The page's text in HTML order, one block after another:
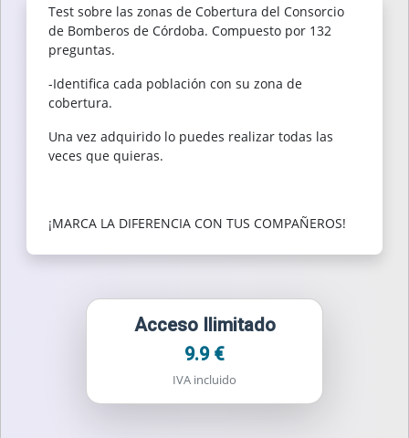
Test sobre las zonas de Cobertura del Consorcio
de Bomberos de Córdoba. Compuesto por 132
preguntas.
-Identifica cada población con su zona de
cobertura.
Una vez adquirido lo puedes realizar todas las
veces que quieras.
¡MARCA LA DIFERENCIA CON TUS COMPAÑEROS!
Acceso Ilimitado
9.9 €
IVA incluido